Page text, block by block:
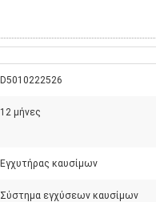
D5010222526
12 μήνες
Εγχυτήρας καυσίμων
Σύστημα εγχύσεων καυσίμων